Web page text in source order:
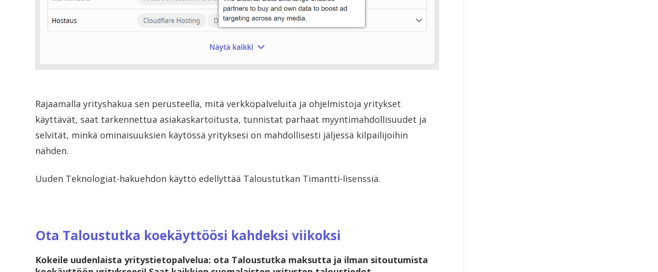
Rajaamalla yrityshakua sen perusteella, mitä verkkopalveluita ja ohjelmistoja yritykset
käyttävät, saat tarkennettua asiakaskartoitusta, tunnistat parhaat myyntimahdollisuudet ja
selvität, minkä ominaisuuksien käytössä yrityksesi on mahdollisesti jäljessä kilpailijoihin
nähden.
Uuden Teknologiat-hakuehdon käyttö edellyttää Taloustutkan Timantti-lisenssiä.
Ota Taloustutka koekäyttöösi kahdeksi viikoksi
Kokeile uudenlaista yritystietopalvelua: ota Taloustutka maksutta ja ilman sitoutumista